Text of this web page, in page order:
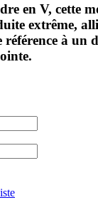
en V, cette
extrême,
à un